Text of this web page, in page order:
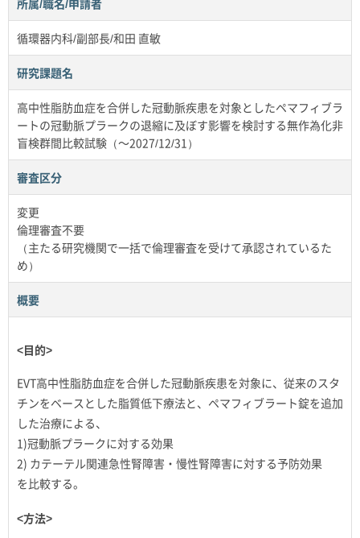
所属/職名/申請者
循環器内科/副部長/和田 直敏
研究課題名
高中性脂肪血症を合併した冠動脈疾患を対象としたペマフィブラ
ートの冠動脈プラークの退縮に及ぼす影響を検討する無作為化非
盲検群間比較試験（～2027/12/31）
審査区分
変更
倫理審査不要
（主たる研究機関で一括で倫理審査を受けて承認されているた
め）
概要
<目的>
EVT高中性脂肪血症を合併した冠動脈疾患を対象に、従来のスタ
チンをベースとした脂質低下療法と、ペマフィブラート錠を追加
した治療による、
1)冠動脈プラークに対する効果
2) カテーテル関連急性腎障害・慢性腎障害に対する予防効果
を比較する。
<方法>